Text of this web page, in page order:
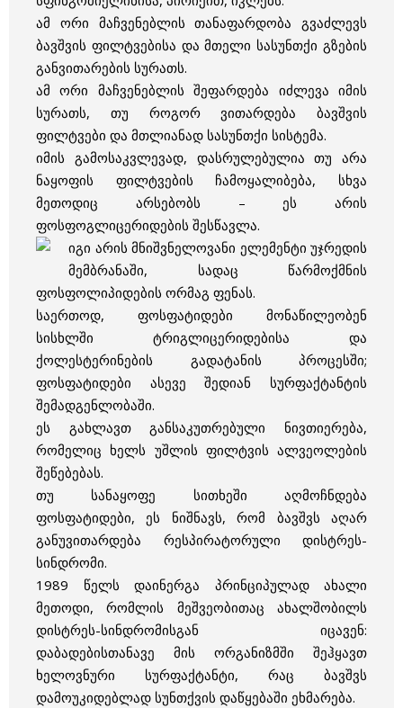
ამ ორი მაჩვენებლის თანაფარდობა გვაძლევს
ბავშვის ფილტვებისა და მთელი სასუნთქი გზების
განვითარების სურათს.
ამ ორი მაჩვენებლის შეფარდება იძლევა იმის
სურათს, თუ როგორ ვითარდება ბავშვის
ფილტვები და მთლიანად სასუნთქი სისტემა.
იმის გამოსაკვლევად, დასრულებულია თუ არა
ნაყოფის ფილტვების ჩამოყალიბება, სხვა
მეთოდიც არსებობს – ეს არის
ფოსფოგლიცერიდების შესწავლა.
იგი არის მნიშვნელოვანი ელემენტი უჯრედის
მემბრანაში, სადაც წარმოქმნის
ფოსფოლიპიდების ორმაგ ფენას.
საერთოდ, ფოსფატიდები მონაწილეობენ
სისხლში ტრიგლიცერიდებისა და
ქოლესტერინების გადატანის პროცესში;
ფოსფატიდები ასევე შედიან სურფაქტანტის
შემადგენლობაში.
ეს გახლავთ განსაკუთრებული ნივთიერება,
რომელიც ხელს უშლის ფილტვის ალვეოლების
შეწებებას.
თუ სანაყოფე სითხეში აღმოჩნდება
ფოსფატიდები, ეს ნიშნავს, რომ ბავშვს აღარ
განუვითარდება რესპირატორული დისტრეს-
სინდრომი.
1989 წელს დაინერგა პრინციპულად ახალი
მეთოდი, რომლის მეშვეობითაც ახალშობილს
დისტრეს-სინდრომისგან იცავენ:
დაბადებისთანავე მის ორგანიზმში შეჰყავთ
ხელოვნური სურფაქტანტი, რაც ბავშვს
დამოუკიდებლად სუნთქვის დაწყებაში ეხმარება.